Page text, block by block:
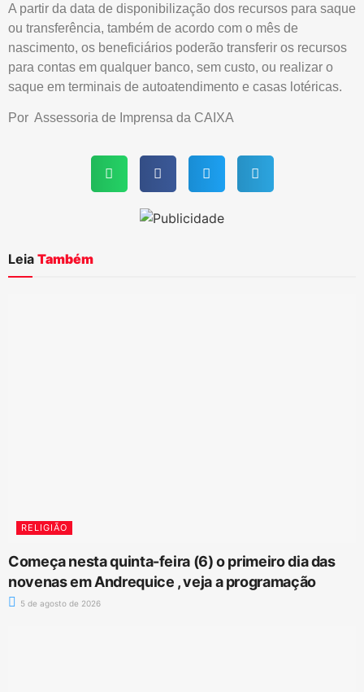
A partir da data de disponibilização dos recursos para saque
ou transferência, também de acordo com o mês de
nascimento, os beneficiários poderão transferir os recursos
para contas em qualquer banco, sem custo, ou realizar o
saque em terminais de autoatendimento e casas lotéricas.
Por Assessoria de Imprensa da CAIXA
Leia Também
RELIGIÃO
Começa nesta quinta-feira (6) o primeiro dia das
novenas em Andrequice , veja a programação
5 de agosto de 2026